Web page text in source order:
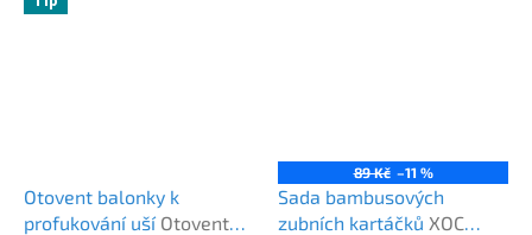
Otovent balonky k
profukování uší Otovent
89 Kč –11 %
Sada bambusových
zubních kartáčků XOC